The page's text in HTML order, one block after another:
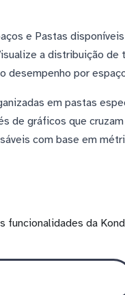
e Pastas
a distribuição
desempenho por
em pastas
de gráficos que
com base em
funcionalidades da